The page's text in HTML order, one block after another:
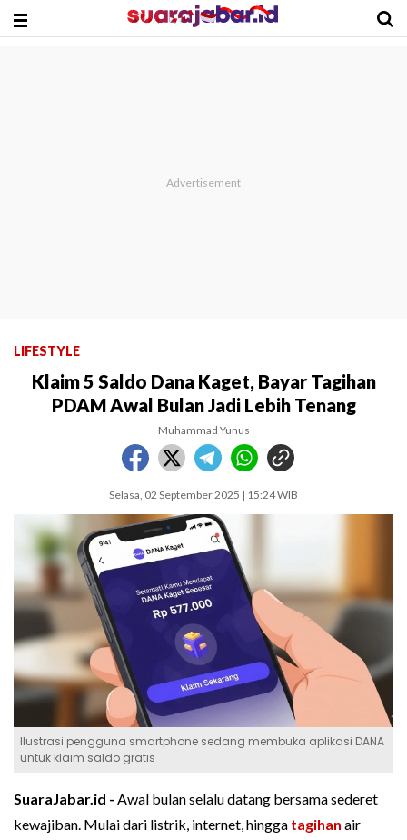
LIFESTYLE
Klaim 5 Saldo Dana Kaget, Bayar Tagihan
PDAM Awal Bulan Jadi Lebih Tenang
Muhammad Yunus
Selasa, 02 September 2025 | 15:24 WIB
Ilustrasi pengguna smartphone sedang membuka aplikasi DANA
untuk klaim saldo gratis
SuaraJabar.id - Awal bulan selalu datang bersama sederet
kewajiban. Mulai dari listrik, internet, hingga tagihan air